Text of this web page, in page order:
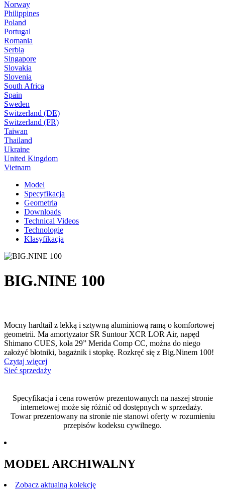
Norway
Philippines
Poland
Portugal
Romania
Serbia
Singapore
Slovakia
Slovenia
South Africa
Spain
Sweden
Switzerland (DE)
Switzerland (FR)
Taiwan
Thailand
Ukraine
United Kingdom
Vietnam
Model
Specyfikacja
Geometria
Downloads
Technical Videos
Technologie
Klasyfikacja
BIG.NINE 100
Mocny hardtail z lekką i sztywną aluminiową ramą o komfortowej
geometrii. Ma amortyzator SR Suntour XCR LOR Air, napęd
Shimano CUES, koła 29” Merida Comp CC, można do niego
założyć błotniki, bagażnik i stopkę. Rozkręć się z Big.Ninem 100!
Czytaj więcej
Sieć sprzedaży
Specyfikacja i cena rowerów prezentowanych na naszej stronie
internetowej może się różnić od dostępnych w sprzedaży.
Towar prezentowany na stronie nie stanowi oferty w rozumieniu
przepisów kodeksu cywilnego.
MODEL ARCHIWALNY
Zobacz aktualną kolekcję